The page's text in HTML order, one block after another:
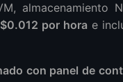
almacenamiento
por hora e
con panel de